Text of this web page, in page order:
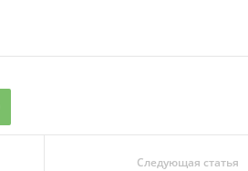
Следующая статья